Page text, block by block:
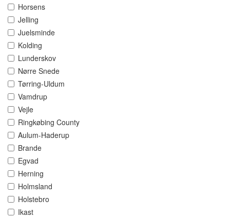
Horsens
Jelling
Juelsminde
Kolding
Lunderskov
Nørre Snede
Tørring-Uldum
Vamdrup
Vejle
Ringkøbing County
Aulum-Haderup
Brande
Egvad
Herning
Holmsland
Holstebro
Ikast